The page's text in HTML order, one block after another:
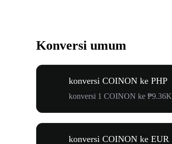
Konversi umum
konversi COINON ke PHP
konversi 1 COINON ke ₱9.36K
konversi COINON ke EUR